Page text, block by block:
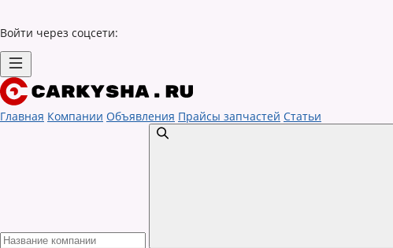
Войти через соцсети:
Главная Компании Объявления Прайсы запчастей Статьи